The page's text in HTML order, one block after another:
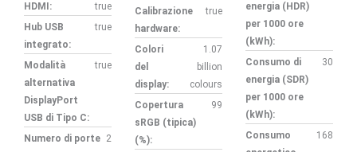
HDMI:
true
Hub USB
integrato:
true
Modalità
alternativa
DisplayPort
USB di Tipo C:
true
Numero di porte 2
Calibrazione
hardware:
true
Colori
del
display:
1.07
billion
colours
Copertura
sRGB (tipica)
(%):
99
energia (HDR)
per 1000 ore
(kWh):
Consumo di
energia (SDR)
per 1000 ore
(kWh):
30
Consumo
168